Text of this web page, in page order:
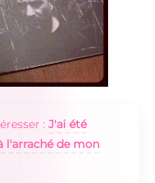
: J'ai été
l'arraché de mon